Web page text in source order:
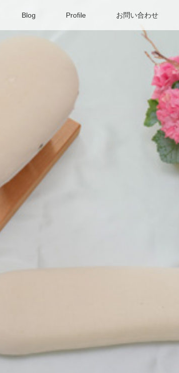
Blog Profile お問い合わせ